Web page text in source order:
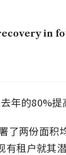
in
年的80%提
了两份面积
租户就其